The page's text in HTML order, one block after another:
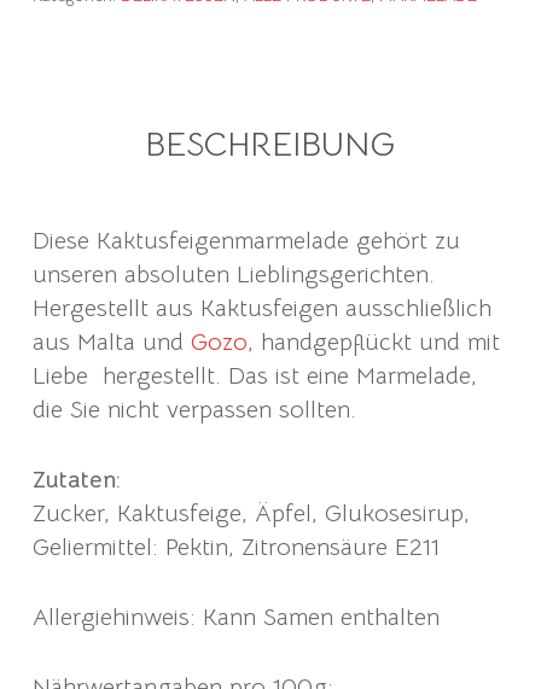
BESCHREIBUNG
Diese Kaktusfeigenmarmelade gehört zu
unseren absoluten Lieblingsgerichten.
Hergestellt aus Kaktusfeigen ausschließlich
aus Malta und Gozo, handgepflückt und mit
Liebe hergestellt. Das ist eine Marmelade,
die Sie nicht verpassen sollten.
Zutaten:
Zucker, Kaktusfeige, Äpfel, Glukosesirup,
Geliermittel: Pektin, Zitronensäure E211
Allergiehinweis: Kann Samen enthalten